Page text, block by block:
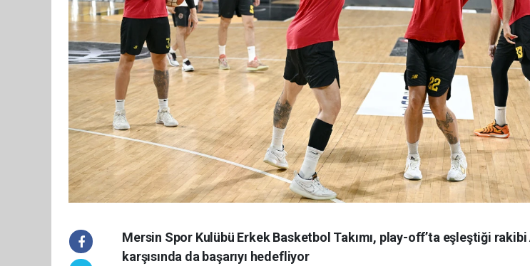
Mersin Spor Kulübü Erkek Basketbol Takımı, play-off’ta eşleştiği
karşısında da başarıyı hedefliyor